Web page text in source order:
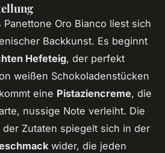
Oro Bianco liest sich
Backkunst. Es beginnt
Hefeteig, der perfekt
weißen Schokoladenstücken
eine Pistaziencreme, die
nussige Note verleiht. Die
Zutaten spiegelt sich in der
wider, die jeden